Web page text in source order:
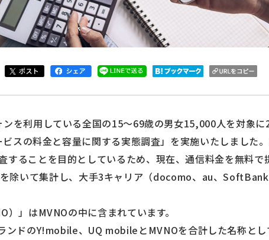
を利用している全国の15～69歳の男女15,000人を対象
スの料金と容量に関する実態調査」を実施いたしました
することを目的としているため、現在、通信料金を無料で
除いて集計し、大手3キャリア（docomo、au、
）」はMVNOの中に含まれています。
ドのY!mobile、UQ mobileとMVNOを合計した名称とし